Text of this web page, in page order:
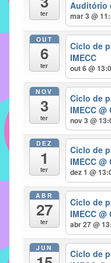
implementar
proporcionem
fortalecimento
sociais
profissionais
professores
funcionários
IMECC,
ter
Auditório
mar 3 @
OUT
6
ter
Ciclo de
IMECC
out 6 @
NOV
3
ter
Ciclo de
IMECC@
nov 3 @
DEZ
1
ter
Ciclo de
IMECC@
dez 1 @
ABR
27
ter
Ciclo de
IMECC@
abr 27 @
JUN
Ciclo de